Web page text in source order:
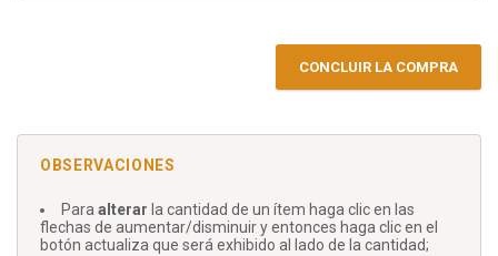
CONCLUIR LA COMPRA
OBSERVACIONES
Paraalterar la cantidad de un ítem haga clic en las
flechas de aumentar/disminuir y entonces haga clic en el
botón actualiza que será exhibido al lado de la cantidad;